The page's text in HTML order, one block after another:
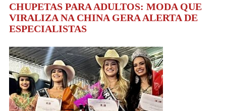
CHUPETAS PARA ADULTOS: MODA QUE
VIRALIZA NA CHINA GERA ALERTA DE
ESPECIALISTAS